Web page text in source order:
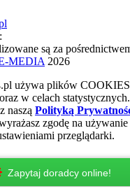
MEDIA 2026
używa plików
w celach statystycznych
naszą Polityką
zgodę na
przeglądarki.
najnowsze technologie
są wspierane przez
Zapytaj doradcy online!